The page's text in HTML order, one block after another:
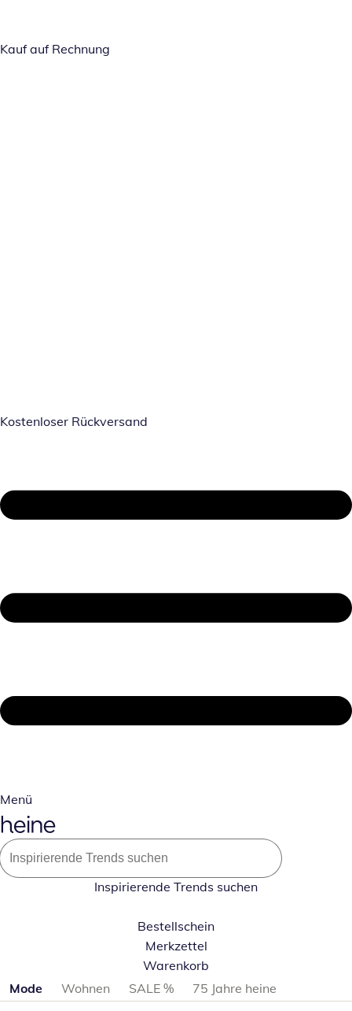
Kauf auf Rechnung
Kostenloser Rückversand
Menü
Inspirierende Trends suchen
Bestellschein
Merkzettel
Warenkorb
Produktkategorien überspringen
Mode Wohnen SALE %
75 Jahre heine